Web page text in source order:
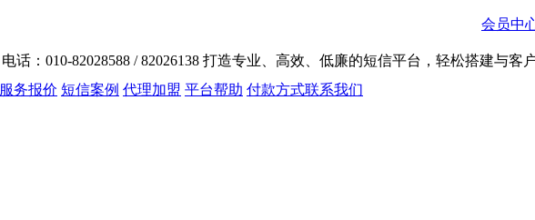
会员中
电话：010-82028588 / 82026138 打造专业、高效、低廉的短信平台，轻松搭建与客
服务报价 短信案例 代理加盟 平台帮助 付款方式联系我们